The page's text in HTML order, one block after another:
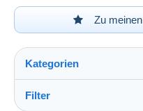
Zu
Kategorien
Filter